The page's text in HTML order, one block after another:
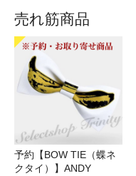
売れ筋商品
予約【BOW TIE（蝶ネ
クタイ）】ANDY